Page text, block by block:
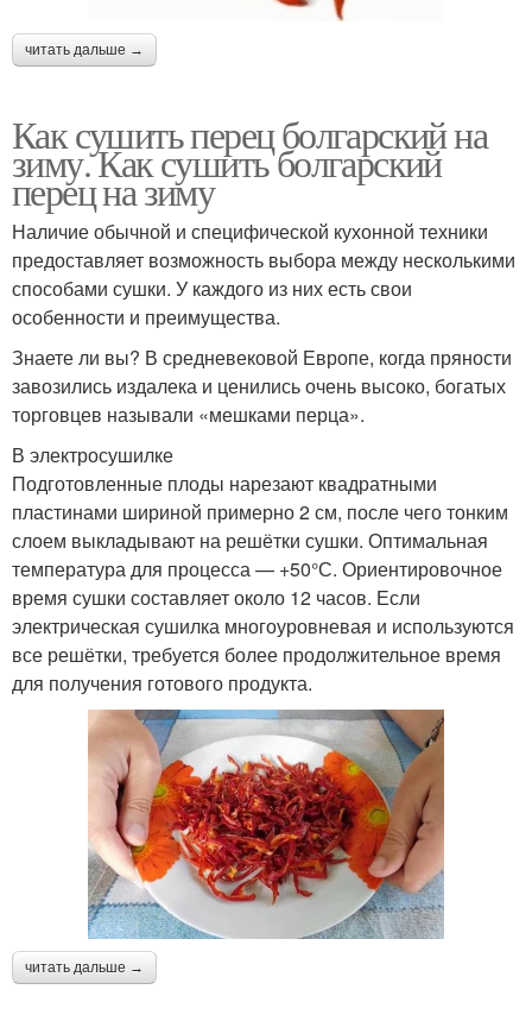
читать дальше →
Как сушить перец болгарский на
зиму. Как сушить болгарский
перец на зиму
Наличие обычной и специфической кухонной техники
предоставляет возможность выбора между несколькими
способами сушки. У каждого из них есть свои
особенности и преимущества.
Знаете ли вы? В средневековой Европе, когда пряности
завозились издалека и ценились очень высоко, богатых
торговцев называли «мешками перца».
В электросушилке
Подготовленные плоды нарезают квадратными
пластинами шириной примерно 2 см, после чего тонким
слоем выкладывают на решётки сушки. Оптимальная
температура для процесса — +50°С. Ориентировочное
время сушки составляет около 12 часов. Если
электрическая сушилка многоуровневая и используются
все решётки, требуется более продолжительное время
для получения готового продукта.
читать дальше →